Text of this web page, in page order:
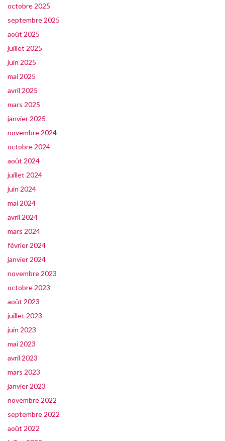
octobre 2025
septembre 2025
août 2025
juillet 2025
juin 2025
mai 2025
avril 2025
mars 2025
janvier 2025
novembre 2024
octobre 2024
août 2024
juillet 2024
juin 2024
mai 2024
avril 2024
mars 2024
février 2024
janvier 2024
novembre 2023
octobre 2023
août 2023
juillet 2023
juin 2023
mai 2023
avril 2023
mars 2023
janvier 2023
novembre 2022
septembre 2022
août 2022